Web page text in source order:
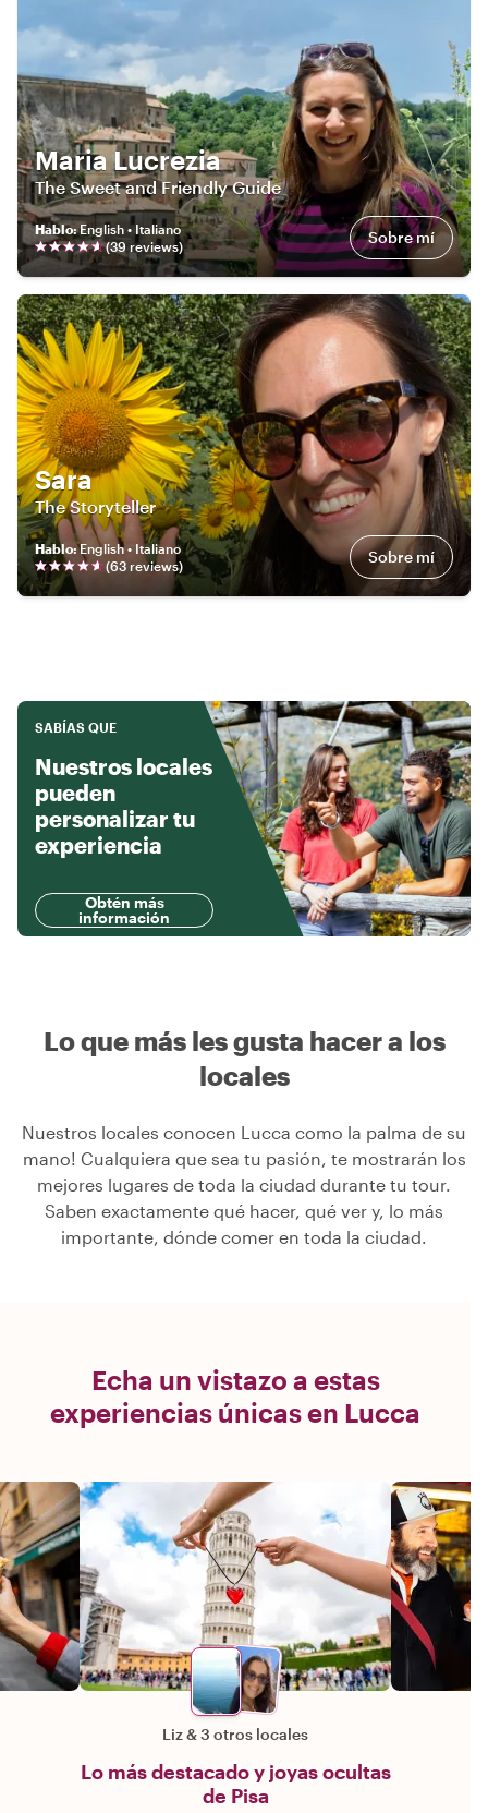
Maria Lucrezia
The Sweet and Friendly Guide
Hablo:English • Italiano
(39 reviews) Sobre mí
Sara
The Storyteller
Hablo:English • Italiano
(63 reviews) Sobre mí
SABÍAS QUE
Nuestros locales
pueden
personalizar tu
experiencia
Obtén más
información
Lo que más les gusta hacer a los
locales
Nuestros locales conocen Lucca como la palma de su
mano! Cualquiera que sea tu pasión, te mostrarán los
mejores lugares de toda la ciudad durante tu tour.
Saben exactamente qué hacer, qué ver y, lo más
importante, dónde comer en toda la ciudad.
Echa un vistazo a estas
experiencias únicas en Lucca
Liz&3 otros locales
Lo más destacado y joyas ocultas
de Pisa